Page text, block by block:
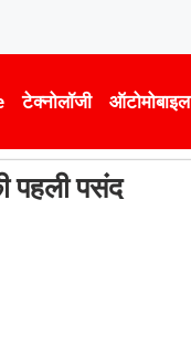
टेक्नोलॉजी ऑटोमोबाइल
पहली पसंद